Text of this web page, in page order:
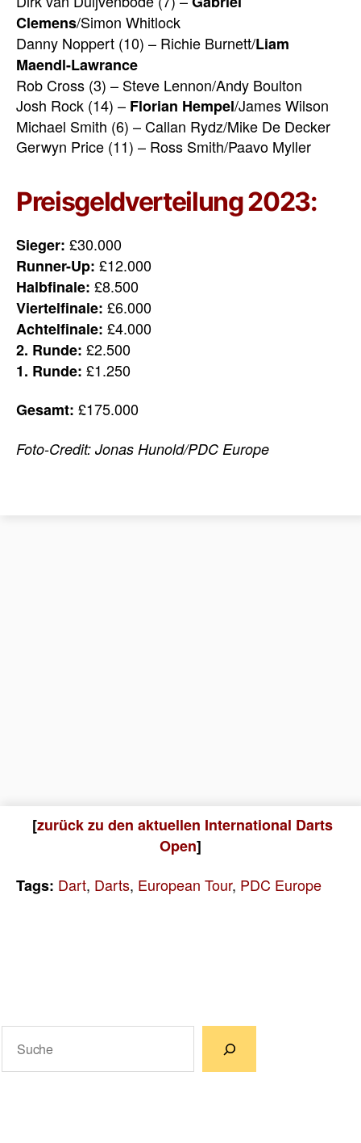
Clemens/Simon Whitlock
Danny Noppert (10) – Richie Burnett/Liam
Maendl-Lawrance
Rob Cross (3) – Steve Lennon/Andy Boulton
Josh Rock (14) – Florian Hempel/James Wilson
Michael Smith (6) – Callan Rydz/Mike De Decker
Gerwyn Price (11) – Ross Smith/Paavo Myller
Preisgeldverteilung 2023:
Sieger: £30.000
Runner-Up: £12.000
Halbfinale: £8.500
Viertelfinale: £6.000
Achtelfinale: £4.000
2. Runde: £2.500
1. Runde: £1.250
Gesamt: £175.000
Foto-Credit: Jonas Hunold/PDC Europe
[zurück zu den aktuellen International Darts
Open]
Tags: Dart, Darts, European Tour, PDC Europe